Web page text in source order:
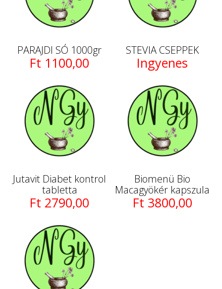
PARAJDI SÓ 1000gr
Ft 1100,00
STEVIA CSEPPEK
Ingyenes
Jutavit Diabet kontrol
tabletta
Ft 2790,00
Biomenü Bio
Macagyökér kapszula
Ft 3800,00